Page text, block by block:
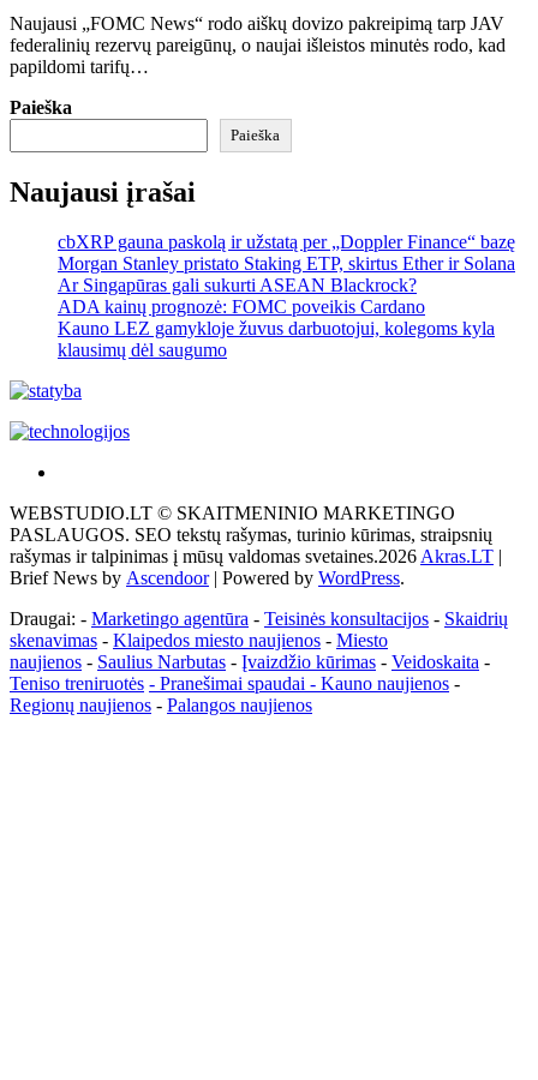
Naujausi „FOMC News“ rodo aiškų dovizo pakreipimą tarp JAV
federalinių rezervų pareigūnų, o naujai išleistos minutės rodo, kad
papildomi tarifų…
Paieška
Paieška
Naujausi įrašai
cbXRP gauna paskolą ir užstatą per „Doppler Finance“ bazę
Morgan Stanley pristato Staking ETP, skirtus Ether ir Solana
Ar Singapūras gali sukurti ASEAN Blackrock?
ADA kainų prognozė: FOMC poveikis Cardano
Kauno LEZ gamykloje žuvus darbuotojui, kolegoms kyla
klausimų dėl saugumo
tai
žemės
ploto
matavimo
Pagrindinis
WEBSTUDIO.LT © SKAITMENINIO MARKETINGO
PASLAUGOS. SEO tekstų rašymas, turinio kūrimas, straipsnių
rašymas ir talpinimas į mūsų valdomas svetaines.2026Akras.LT
Brief News by Ascendoor| Powered by WordPress.
Draugai: - Marketingo agentūra - Teisinės konsultacijos - Skaidrių
skenavimas - Klaipedos miesto naujienos - Miesto
naujienos - Saulius Narbutas - Įvaizdžio kūrimas - Veidoskaita -
Teniso treniruotės - Pranešimai spaudai - Kauno naujienos -
Regionų naujienos - Palangos naujienos